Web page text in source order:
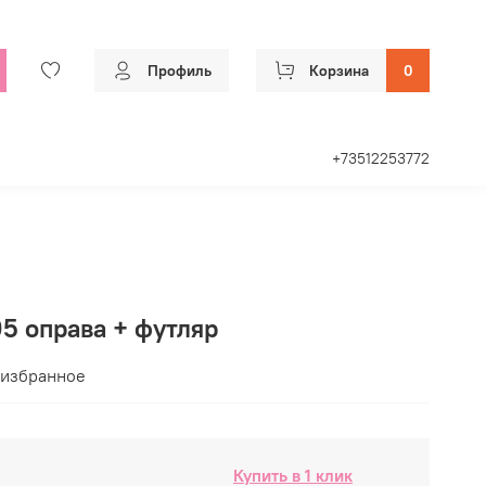
Профиль Корзина 0
+73512253772
оправа + футляр
Купить в 1 клик